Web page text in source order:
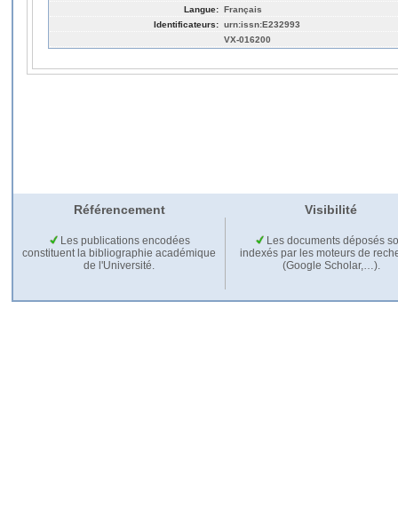
Langue: Français
Identificateurs: urn:issn:E232993
VX-016200
Référencement Visibilité
Les publications encodées
constituent la bibliographie académique
de l'Université.
Les documents déposés
indexés par les moteurs de
(Google Scholar,…).